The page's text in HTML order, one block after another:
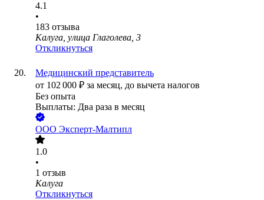
4.1
•
183 отзыва
Калуга, улица Глаголева, 3
Откликнуться
Медицинский представитель
от 102 000 ₽ за месяц, до вычета налогов
Без опыта
Выплаты: Два раза в месяц
ООО Эксперт-Малтипл
1.0
•
1 отзыв
Калуга
Откликнуться